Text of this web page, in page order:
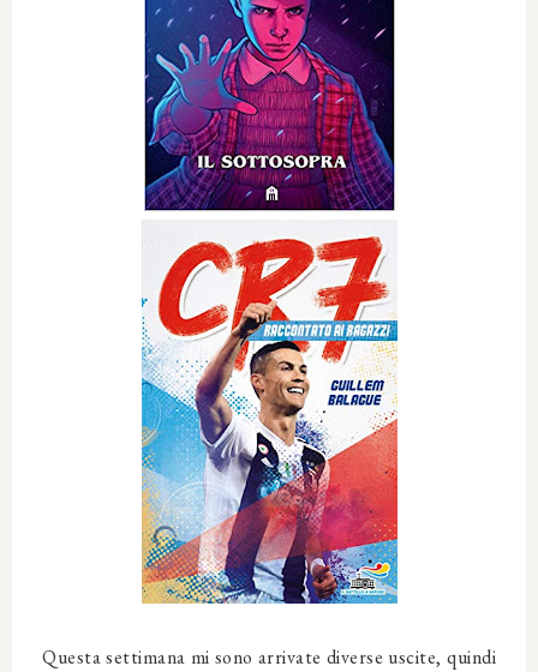
Questa settimana mi sono arrivate diverse uscite, quindi